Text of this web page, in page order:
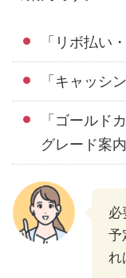
「リボ払い
「キャッシ
「ゴールド
グレード案内
必
予
れ